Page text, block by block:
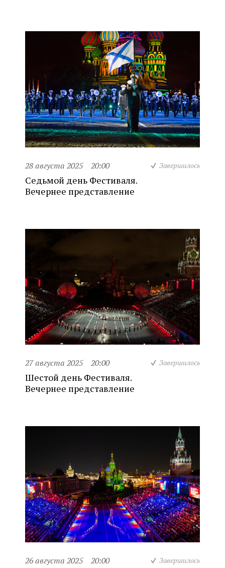
28 августа 2025 20:00 Завершилось
Седьмой день Фестиваля.
Вечернее представление
27 августа 2025 20:00 Завершилось
Шестой день Фестиваля.
Вечернее представление
26 августа 2025 20:00 Завершилось